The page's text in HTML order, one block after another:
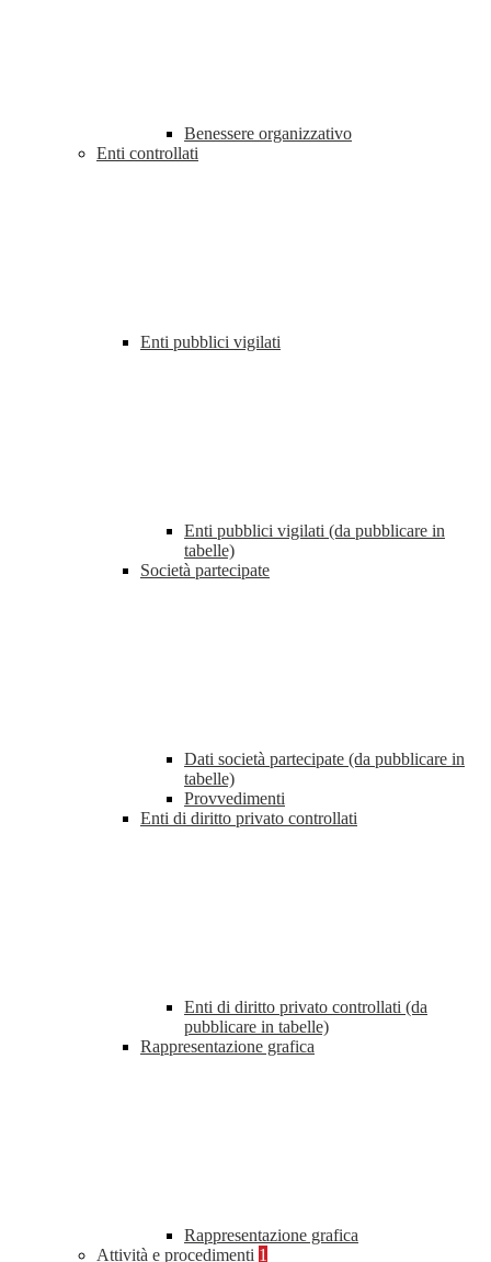
Benessere organizzativo
Enti controllati
Enti pubblici vigilati
Enti pubblici vigilati (da pubblicare in
tabelle)
Società partecipate
Dati società partecipate (da pubblicare in
tabelle)
Provvedimenti
Enti di diritto privato controllati
Enti di diritto privato controllati (da
pubblicare in tabelle)
Rappresentazione grafica
Rappresentazione grafica
Attività e procedimenti 1